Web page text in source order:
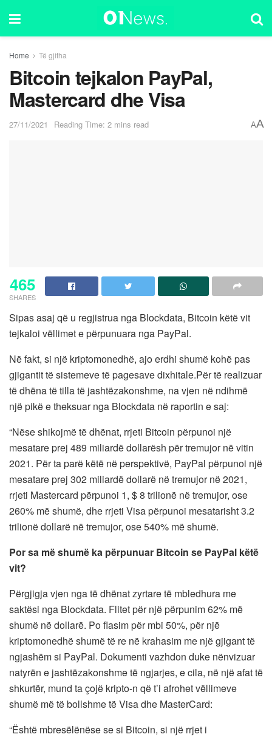
Home Të gjitha
Bitcoin tejkalon PayPal,
Mastercard dhe Visa
27/11/2021 Reading Time: 2 mins read AA
465
SHARES
Sipas asaj që u regjistrua nga Blockdata, Bitcoin këtë vit
tejkaloi vëllimet e përpunuara nga PayPal.
Në fakt, si një kriptomonedhë, ajo erdhi shumë kohë pas
gjigantit të sistemeve të pagesave dixhitale.Për të realizuar
të dhëna të tilla të jashtëzakonshme, na vjen në ndihmë
një pikë e theksuar nga Blockdata në raportin e saj:
“Nëse shikojmë të dhënat, rrjeti Bitcoin përpunoi një
mesatare prej 489 miliardë dollarësh për tremujor në vitin
2021. Për ta parë këtë në perspektivë, PayPal përpunoi një
mesatare prej 302 miliardë dollarë në tremujor në 2021,
rrjeti Mastercard përpunoi 1, $ 8 trilionë në tremujor, ose
260% më shumë, dhe rrjeti Visa përpunoi mesatarisht 3.2
trilionë dollarë në tremujor, ose 540% më shumë.
Por sa më shumë ka përpunuar Bitcoin se PayPal këtë
vit?
Përgjigja vjen nga të dhënat zyrtare të mbledhura me
saktësi nga Blockdata. Flitet për një përpunim 62% më
shumë në dollarë. Po flasim për mbi 50%, për një
kriptomonedhë shumë të re në krahasim me një gjigant të
ngjashëm si PayPal. Dokumenti vazhdon duke nënvizuar
natyrën e jashtëzakonshme të ngjarjes, e cila, në një afat të
shkurtër, mund ta çojë kripto-n që t’i afrohet vëllimeve
shumë më të bollshme të Visa dhe MasterCard:
“Është mbresëlënëse se si Bitcoin, si një rrjet i